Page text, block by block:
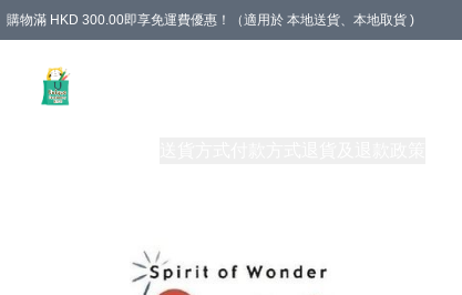
購物滿 HKD 300.00即享免運費優惠！（適用於 本地送貨、本地取貨 )